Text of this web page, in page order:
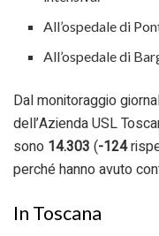
All’ospedale di
All’ospedale di
Dal monitoraggio
dell’Azienda USL
sono 14.303 (-124
perché hanno avuto
In Toscana